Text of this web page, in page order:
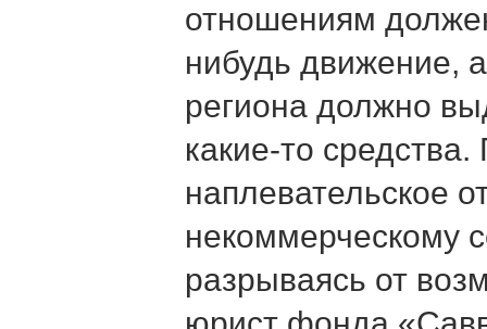
отношениям
нибудь движение,
региона должно
какие-то
наплевательское
некоммерческому
разрываясь от